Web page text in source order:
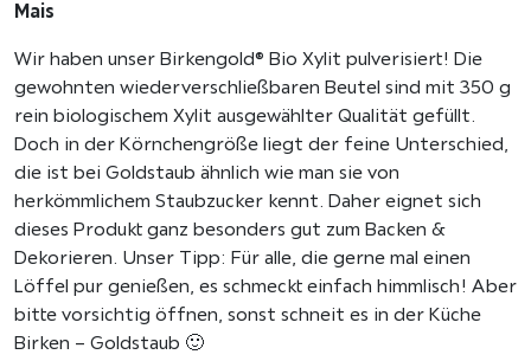
l
d
s
t
a
u
b
f
e
i
n
g
Mais
Wir haben unser Birkengold® Bio Xylit pulverisiert! Die
gewohnten wiederverschließbaren Beutel sind mit 350 g
rein biologischem Xylit ausgewählter Qualität gefüllt.
Doch in der Körnchengröße liegt der feine Unterschied,
die ist bei Goldstaub ähnlich wie man sie von
herkömmlichem Staubzucker kennt. Daher eignet sich
dieses Produkt ganz besonders gut zum Backen &
Dekorieren. Unser Tipp: Für alle, die gerne mal einen
Löffel pur genießen, es schmeckt einfach himmlisch! Aber
bitte vorsichtig öffnen, sonst schneit es in der Küche
Birken – Goldstaub 🙂